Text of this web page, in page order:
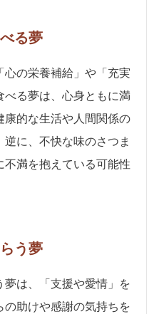
る夢
心の栄養補給」や「充実
る夢は、心身ともに満
康的な生活や人間関係の
に、不快な味のさつま
不満を抱えている可能性
う夢
は、「支援や愛情」を
の助けや感謝の気持ちを